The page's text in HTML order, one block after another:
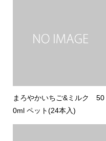
まろやかいちご&ミルク 50
0ml ペット(24本入)